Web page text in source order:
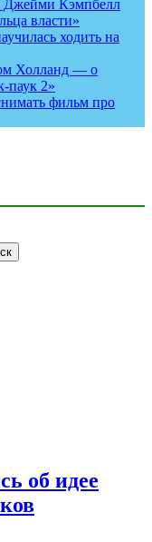
Джейми Кэмпбелл
власти»
ходить на
Холланд — о
паук 2»
фильм про
об идее